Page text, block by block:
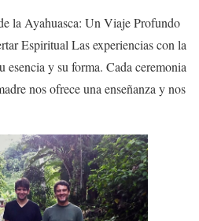
la Ayahuasca: Un Viaje Profundo
Espiritual Las experiencias con la
esencia y su forma. Cada ceremonia
nos ofrece una enseñanza y nos